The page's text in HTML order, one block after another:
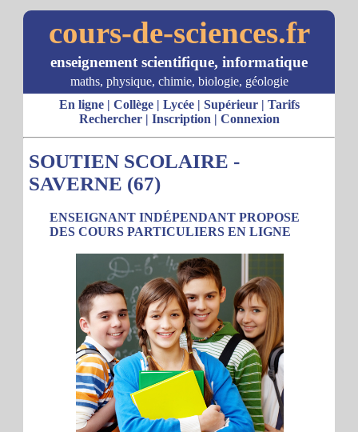
cours-de-sciences.fr
enseignement scientifique, informatique
maths, physique, chimie, biologie, géologie
En ligne| Collège| Lycée| Supérieur| Tarifs
Rechercher| Inscription | Connexion
SOUTIEN SCOLAIRE -
SAVERNE (67)
ENSEIGNANT INDÉPENDANT PROPOSE
DES COURS PARTICULIERS EN LIGNE